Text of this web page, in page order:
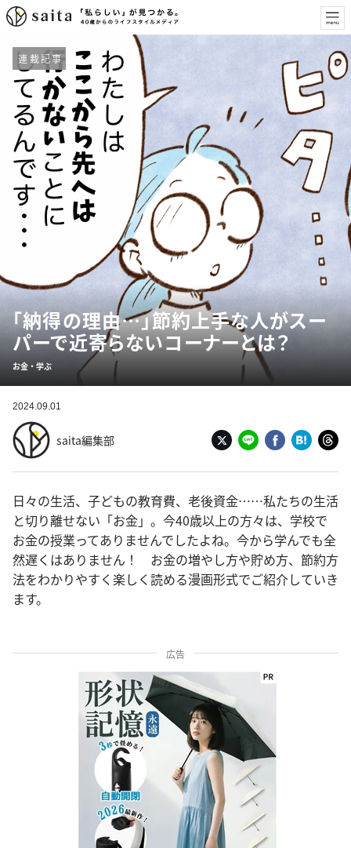
連載記事
「納得の理由…」節約上手な人がスー
パーで近寄らないコーナーとは？
お金・学ぶ
2024.09.01
saita編集部
日々の生活、子どもの教育費、老後資金……私たちの生活
と切り離せない「お金」。今40歳以上の方々は、学校で
お金の授業ってありませんでしたよね。今から学んでも全
然遅くはありません！ お金の増やし方や貯め方、節約方
法をわかりやすく楽しく読める漫画形式でご紹介していき
ます。
広告